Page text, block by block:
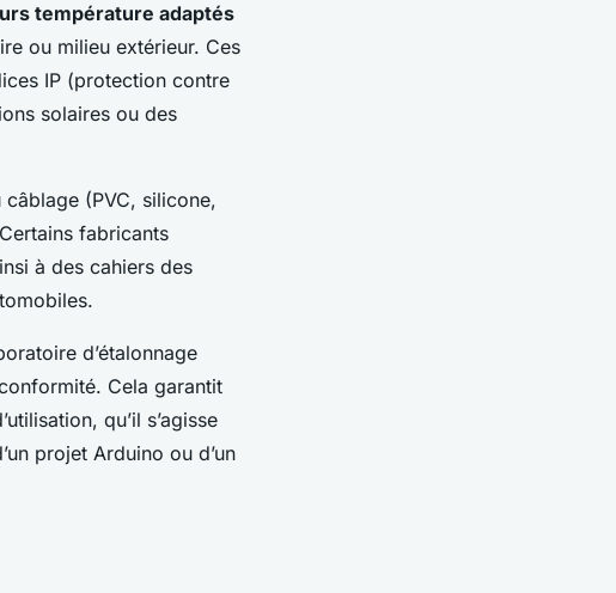
température adaptés
ou milieu extérieur. Ces
IP (protection contre
solaires ou des
(PVC, silicone,
fabricants
à des cahiers des
d’étalonnage
Cela garantit
qu’il s’agisse
projet Arduino ou d’un